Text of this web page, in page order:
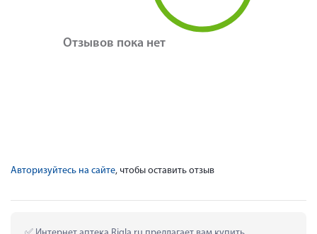
Отзывов пока нет
Авторизуйтесь на сайте, чтобы оставить отзыв